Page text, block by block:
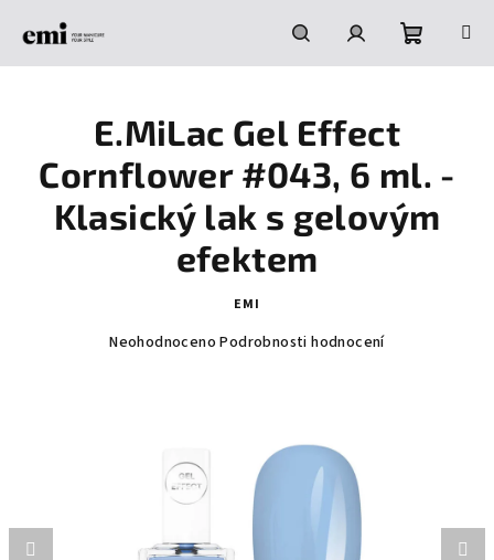
HledatPřihlášeníNákupní
E.MiLac Gel Effect
Cornflower #043, 6 ml. -
Klasický lak s gelovým
efektem
EMI
Průměrné
hvězdiček.
Neohodnoceno Podrobnosti hodnocení